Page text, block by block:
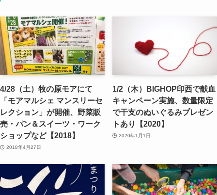
4/28（土）牧の原モアにて
「モアマルシェ マンスリーセ
レクション」が開催、野菜販
売・パン＆スイーツ・ワーク
ショップなど【2018】
2018年4月27日
1/2（木）BIGHOP印西で献血
キャンペーン実施、数量限定
で干支のぬいぐるみプレゼン
トあり【2020】
2020年1月1日